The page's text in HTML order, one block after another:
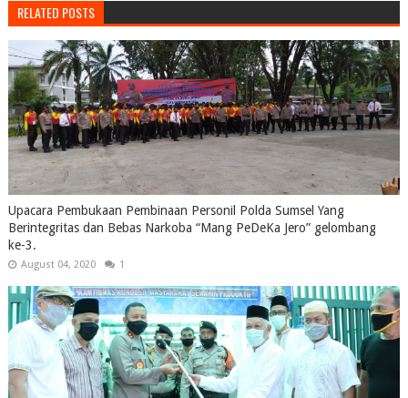
RELATED POSTS
Upacara Pembukaan Pembinaan Personil Polda Sumsel Yang
Berintegritas dan Bebas Narkoba “Mang PeDeKa Jero” gelombang
ke-3.
August 04, 2020 1